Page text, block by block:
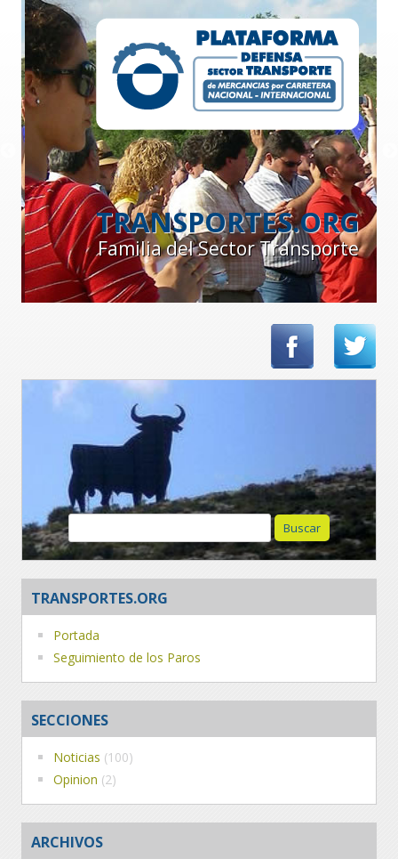
TRANSPORTES.ORG
Familia del Sector Transporte
Buscar:
TRANSPORTES.ORG
Portada
Seguimiento de los Paros
SECCIONES
Noticias (100)
Opinion (2)
ARCHIVOS